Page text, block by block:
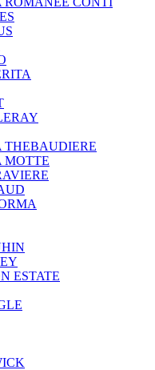
THEBAUDIERE
MOTTE
ESTATE